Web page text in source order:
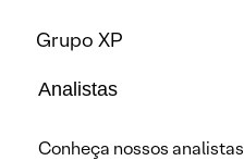
Grupo XP
Analistas
Conheça nossos analistas